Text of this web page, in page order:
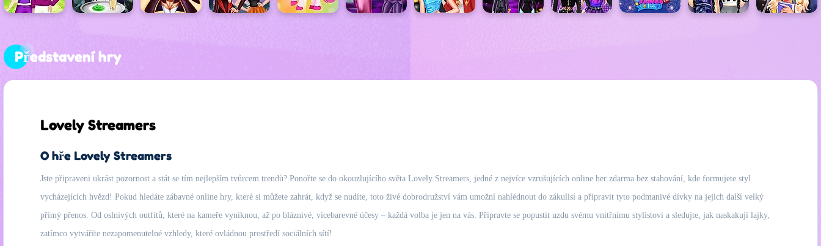
Představení hry
Lovely Streamers
O hře Lovely Streamers
Jste připraveni ukrást pozornost a stát se tím nejlepším tvůrcem trendů? Ponořte se do okouzlujícího světa Lovely Streamers, jedné z nejvíce vzrušujících online her zdarma bez stahování, kde formujete styl
vycházejících hvězd! Pokud hledáte zábavné online hry, které si můžete zahrát, když se nudíte, toto živé dobrodružství vám umožní nahlédnout do zákulisí a připravit tyto podmanivé dívky na jejich další velký
přímý přenos. Od oslnivých outfitů, které na kameře vyniknou, až po bláznivé, vícebarevné účesy – každá volba je jen na vás. Připravte se popustit uzdu svému vnitřnímu stylistovi a sledujte, jak naskakují lajky,
zatímco vytváříte nezapomenutelné vzhledy, které ovládnou prostředí sociálních sítí!